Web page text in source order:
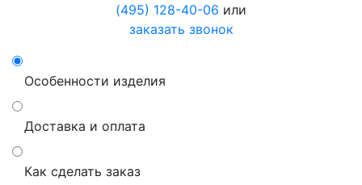
(495) 128-40-06 или
заказать звонок
Особенности изделия
Доставка и оплата
Как сделать заказ